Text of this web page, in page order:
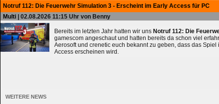
Notruf 112: Die Feuerwehr Simulation 3 - Erscheint im Early Access für PC
Multi | 02.08.2026 11:15 Uhr von Benny
Bereits im letzten Jahr hatten wir uns Notruf 112: Die
gamescom angeschaut und hatten bereits da schon viel
Aerosoft und crenetic euch bekannt zu geben, dass das Spiel
Access erscheinen wird.
WEITERE NEWS